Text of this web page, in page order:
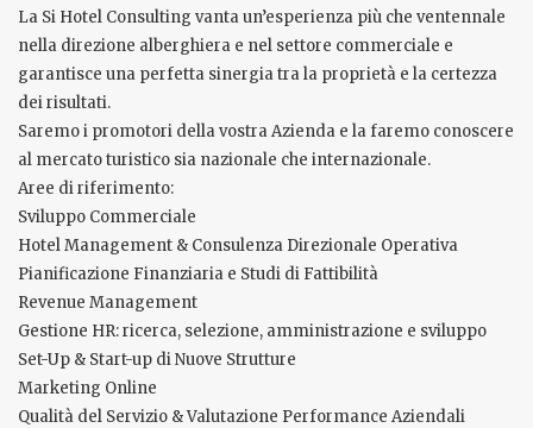
La Si Hotel Consulting vanta un’esperienza più che ventennale
nella direzione alberghiera e nel settore commerciale e
garantisce una perfetta sinergia tra la proprietà e la certezza
dei risultati.
Saremo i promotori della vostra Azienda e la faremo conoscere
al mercato turistico sia nazionale che internazionale.
Aree di riferimento:
Sviluppo Commerciale
Hotel Management & Consulenza Direzionale Operativa
Pianificazione Finanziaria e Studi di Fattibilità
Revenue Management
Gestione HR: ricerca, selezione, amministrazione e sviluppo
Set-Up & Start-up di Nuove Strutture
Marketing Online
Qualità del Servizio & Valutazione Performance Aziendali